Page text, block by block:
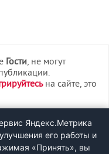
Гости, не могут
на сайте, это
Яндекс.Метрика
его работы и
«Принять», вы